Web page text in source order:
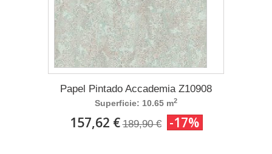
Papel Pintado Accademia Z10908
Superficie: 10.65 m2
157,62 € 189,90 € -17%